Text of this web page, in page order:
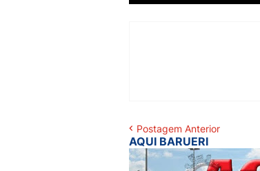
Postagem Anterior
AQUI BARUERI